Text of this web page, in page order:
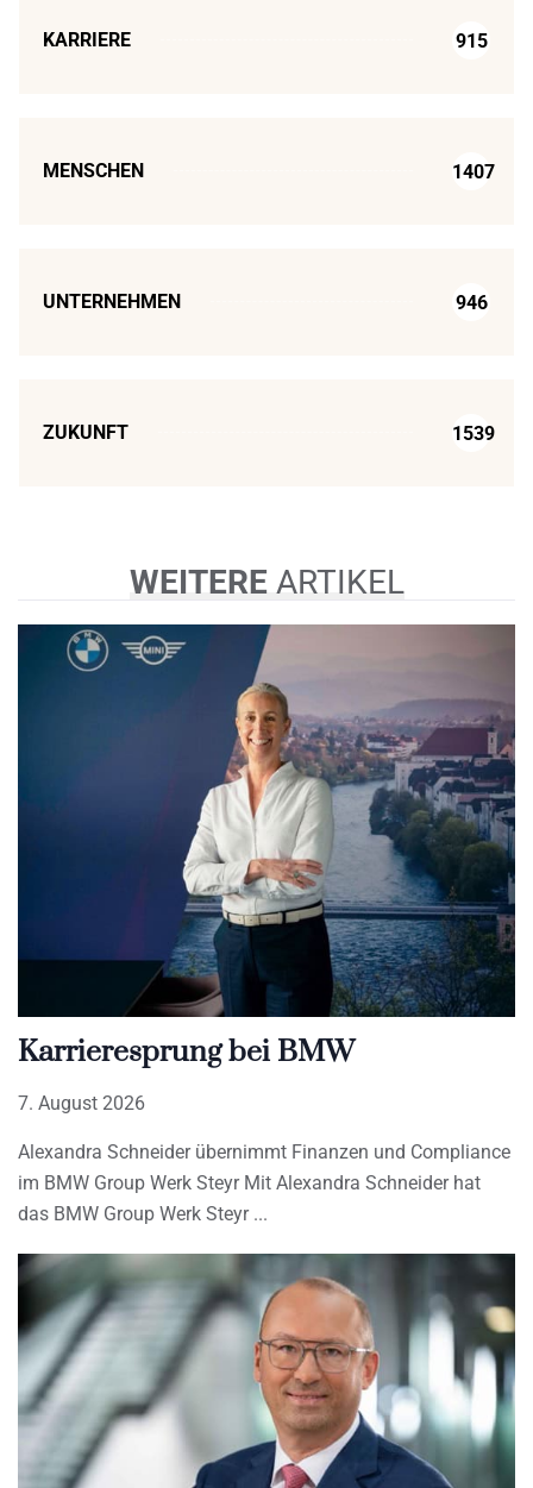
KARRIERE 915
MENSCHEN 1407
UNTERNEHMEN 946
ZUKUNFT 1539
WEITERE ARTIKEL
Karrieresprung bei BMW
7. August 2026
Alexandra Schneider übernimmt Finanzen und Compliance
im BMW Group Werk Steyr Mit Alexandra Schneider hat
das BMW Group Werk Steyr